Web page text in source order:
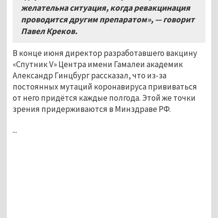
желательна ситуация, когда ревакцинация
проводится другим препаратом», — говорит
Павел Креков.
В конце июня директор разработавшего вакцину
«Спутник V» Центра имени Гамалеи академик
Александр Гинцбург рассказал, что из-за
постоянных мутаций коронавируса прививаться
от него придётся каждые полгода. Этой же точки
зрения придерживаются в Минздраве РФ.
...